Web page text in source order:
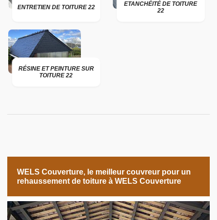
ENTRETIEN DE TOITURE 22
ETANCHÉITÉ DE TOITURE
22
RÉSINE ET PEINTURE SUR
TOITURE 22
WELS Couverture, le meilleur couvreur pour un
rehaussement de toiture à WELS Couverture